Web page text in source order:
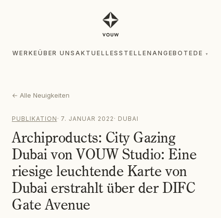
WERKEÜBER UNSAKTUELLESSTELLENANGEBOTEDE ▾
← Alle Neuigkeiten
PUBLIKATION · 7. JANUAR 2022 · DUBAI
Archiproducts: City Gazing
Dubai von VOUW Studio: Eine
riesige leuchtende Karte von
Dubai erstrahlt über der DIFC
Gate Avenue